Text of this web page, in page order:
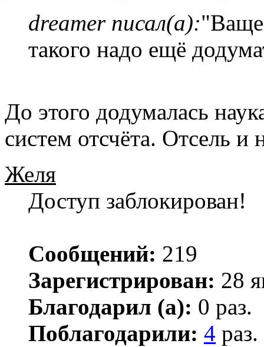
dreamer писал(а):
такого надо ещё
До этого додумалась
систем отсчёта. Отсель и
Желя
Доступ заблокирован!
Сообщений: 219
Зарегистрирован: 28
Благодарил (а): 0 раз.
Поблагодарили: 4 раз.